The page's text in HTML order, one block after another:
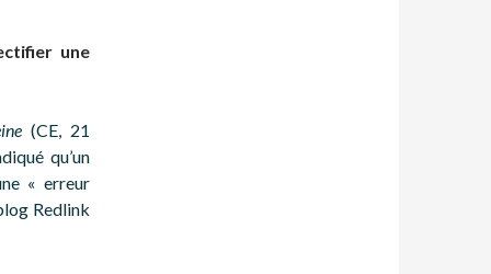
une
(CE, 21
qu’un
« erreur
Redlink